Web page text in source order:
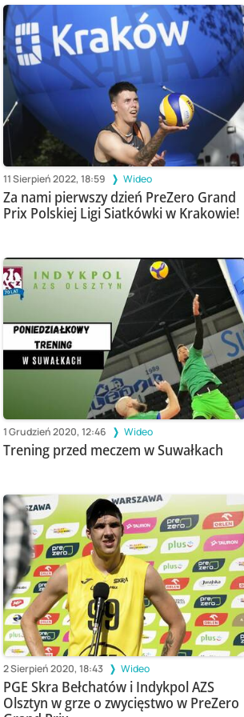
11 Sierpień 2022, 18:59 Wideo
Za nami pierwszy dzień PreZero Grand
Prix Polskiej Ligi Siatkówki w Krakowie!
1 Grudzień 2020, 12:46 Wideo
Trening przed meczem w Suwałkach
2 Sierpień 2020, 18:43 Wideo
PGE Skra Bełchatów i Indykpol AZS
Olsztyn w grze o zwycięstwo w PreZero